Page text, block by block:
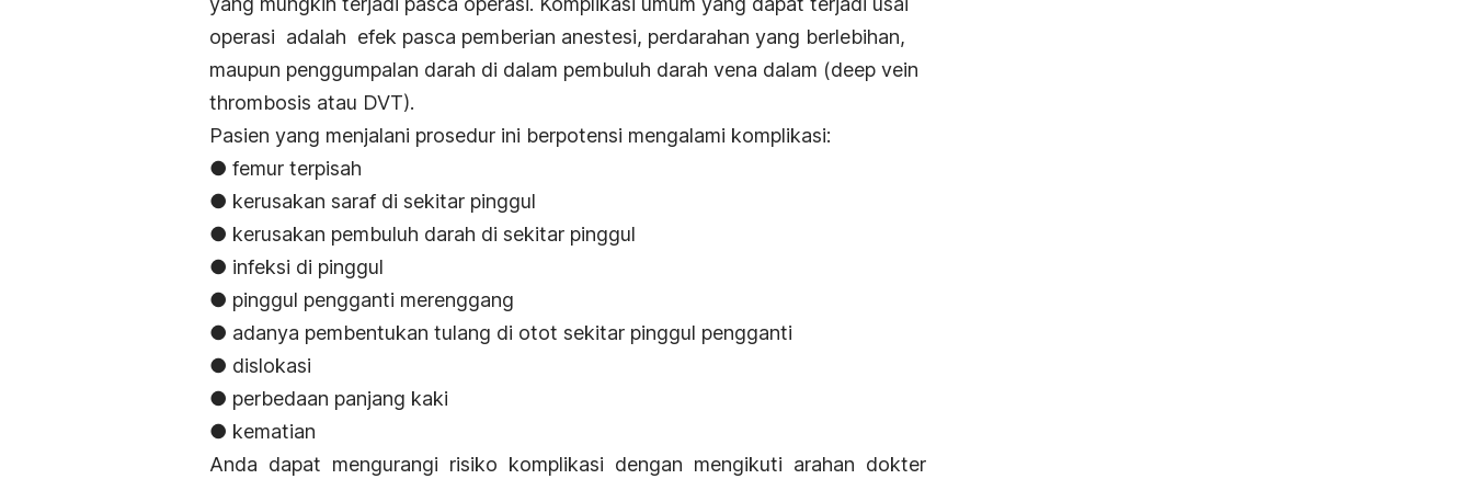
operasi adalah efek pasca pemberian anestesi, perdarahan yang berlebihan,
maupun penggumpalan darah di dalam pembuluh darah vena dalam (deep vein
thrombosis atau DVT).
Pasien yang menjalani prosedur ini berpotensi mengalami komplikasi:
● femur terpisah
● kerusakan saraf di sekitar pinggul
● kerusakan pembuluh darah di sekitar pinggul
● infeksi di pinggul
● pinggul pengganti merenggang
● adanya pembentukan tulang di otot sekitar pinggul pengganti
● dislokasi
● perbedaan panjang kaki
● kematian
Anda dapat mengurangi risiko komplikasi dengan mengikuti arahan dokter